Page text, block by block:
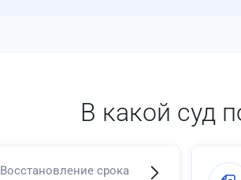
В какой суд
Восстановление срока